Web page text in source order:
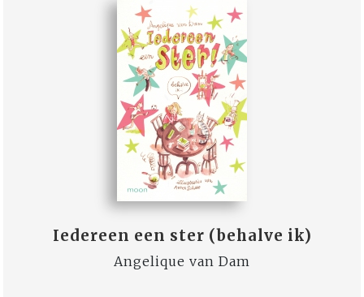
Iedereen een ster (behalve ik)
Angelique van Dam